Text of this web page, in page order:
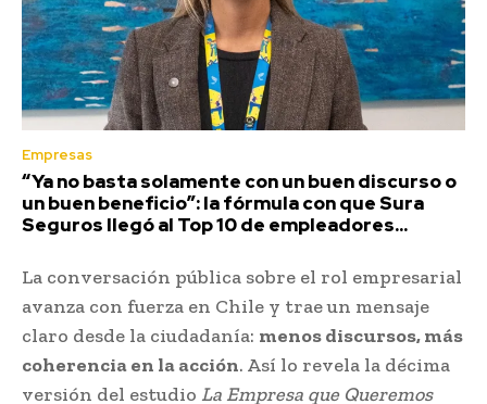
Empresas
“Ya no basta solamente con un buen discurso o
un buen beneficio”: la fórmula con que Sura
Seguros llegó al Top 10 de empleadores...
La conversación pública sobre el rol empresarial
avanza con fuerza en Chile y trae un mensaje
claro desde la ciudadanía: menos discursos, más
coherencia en la acción. Así lo revela la décima
versión del estudio La Empresa que Queremos